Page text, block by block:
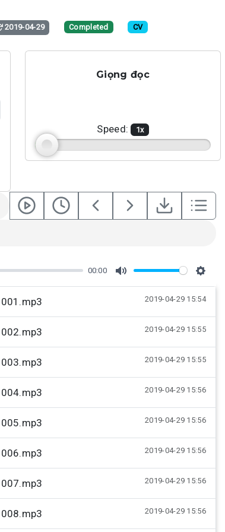
2019-04-29 Completed CV
Giọng đọc
Speed: 1x
00:00
M
t
S
e
t
t
i
2019-04-29 15:54
2019-04-29 15:55
2019-04-29 15:55
2019-04-29 15:56
2019-04-29 15:56
2019-04-29 15:56
2019-04-29 15:56
2019-04-29 15:56